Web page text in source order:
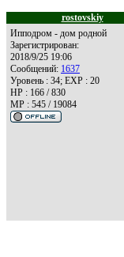
rostovskiy
Ипподром - дом родной
Зарегистрирован:
2018/9/25 19:06
Сообщений: 1637
Уровень : 34; EXP : 20
HP : 166 / 830
MP : 545 / 19084